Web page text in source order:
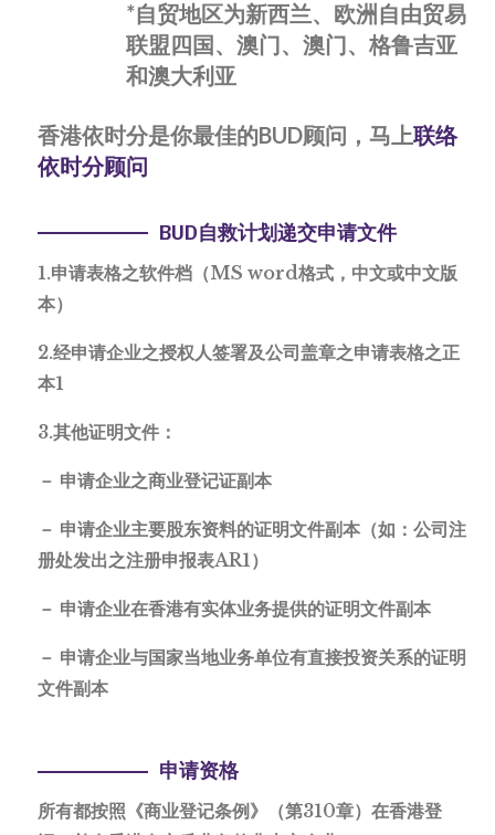
*自贸地区为新西兰、欧洲自由贸易
联盟四国、澳门、澳门、格鲁吉亚
和澳大利亚
香港依时分是你最佳的BUD顾问，马上联络
依时分顾问
BUD自救计划递交申请文件
1.申请表格之软件档（MS word格式，中文或中文版
本）
2.经申请企业之授权人签署及公司盖章之申请表格之正
本1
3.其他证明文件：
－ 申请企业之商业登记证副本
－ 申请企业主要股东资料的证明文件副本（如：公司注
册处发出之注册申报表AR1）
－ 申请企业在香港有实体业务提供的证明文件副本
－ 申请企业与国家当地业务单位有直接投资关系的证明
文件副本
申请资格
所有都按照《商业登记条例》（第310章）在香港登